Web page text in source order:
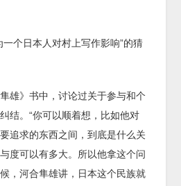
个日本人对村上写作影响”的猜
雄》书中，讨论过关于参与和个
结。“你可以顺着想，比如他对
追求的东西之间，到底是什么关
度可以有多大。所以他拿这个问
，河合隼雄讲，日本这个民族就